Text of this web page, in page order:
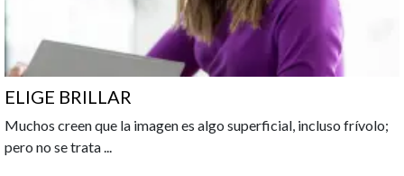
ELIGE BRILLAR
Muchos creen que la imagen es algo superficial, incluso frívolo;
pero no se trata